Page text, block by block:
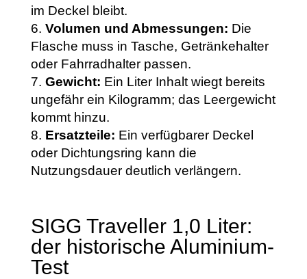
im Deckel bleibt.
Volumen und Abmessungen: Die
Flasche muss in Tasche, Getränkehalter
oder Fahrradhalter passen.
Gewicht: Ein Liter Inhalt wiegt bereits
ungefähr ein Kilogramm; das Leergewicht
kommt hinzu.
Ersatzteile: Ein verfügbarer Deckel
oder Dichtungsring kann die
Nutzungsdauer deutlich verlängern.
SIGG Traveller 1,0 Liter:
der historische Aluminium-
Test